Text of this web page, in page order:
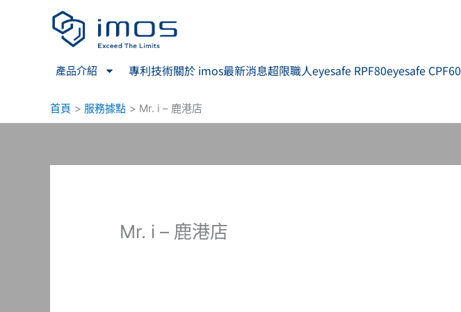
產品介紹 專利技術關於 imos最新消息超限職人eyesafe RPF80eyesafe CPF60
首頁 服務據點 Mr. i – 鹿港店
Mr. i – 鹿港店